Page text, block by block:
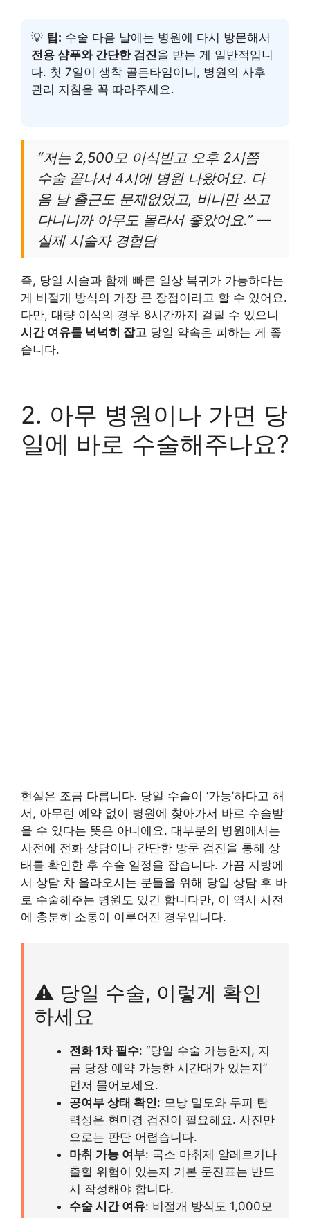
💡 팁: 수술 다음 날에는 병원에 다시 방문해서
전용 샴푸와 간단한 검진을 받는 게 일반적입니
다. 첫 7일이 생착 골든타임이니, 병원의 사후
관리 지침을 꼭 따라주세요.
“저는 2,500모 이식받고 오후 2시쯤
수술 끝나서 4시에 병원 나왔어요. 다
음 날 출근도 문제없었고, 비니만 쓰고
다니니까 아무도 몰라서 좋았어요.” —
실제 시술자 경험담
즉, 당일 시술과 함께 빠른 일상 복귀가 가능하다는
게 비절개 방식의 가장 큰 장점이라고 할 수 있어요.
다만, 대량 이식의 경우 8시간까지 걸릴 수 있으니
시간 여유를 넉넉히 잡고 당일 약속은 피하는 게 좋
습니다.
2. 아무 병원이나 가면 당
일에 바로 수술해주나요?
현실은 조금 다릅니다. 당일 수술이 ‘가능’하다고 해
서, 아무런 예약 없이 병원에 찾아가서 바로 수술받
을 수 있다는 뜻은 아니에요. 대부분의 병원에서는
사전에 전화 상담이나 간단한 방문 검진을 통해 상
태를 확인한 후 수술 일정을 잡습니다. 가끔 지방에
서 상담 차 올라오시는 분들을 위해 당일 상담 후 바
로 수술해주는 병원도 있긴 합니다만, 이 역시 사전
에 충분히 소통이 이루어진 경우입니다.
⚠️ 당일 수술, 이렇게 확인
하세요
전화 1차 필수: “당일 수술 가능한지, 지
금 당장 예약 가능한 시간대가 있는지”
먼저 물어보세요.
공여부 상태 확인: 모낭 밀도와 두피 탄
력성은 현미경 검진이 필요해요. 사진만
으로는 판단 어렵습니다.
마취 가능 여부: 국소 마취제 알레르기나
출혈 위험이 있는지 기본 문진표는 반드
시 작성해야 합니다.
수술 시간 여유: 비절개 방식도 1,000모